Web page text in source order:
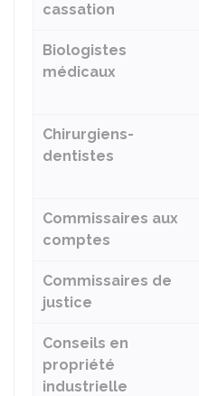
cassation
Biologistes
médicaux
Chirurgiens-
dentistes
Commissaires aux
comptes
Commissaires de
justice
Conseils en
propriété
industrielle